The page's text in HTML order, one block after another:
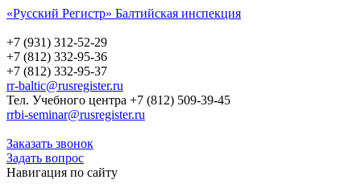
«Русский Регистр» Балтийская инспекция
+7 (931) 312-52-29
+7 (812) 332-95-36
+7 (812) 332-95-37
rr-baltic@rusregister.ru
Тел. Учебного центра +7 (812) 509-39-45
rrbi-seminar@rusregister.ru
Заказать звонок
Задать вопрос
Навигация по сайту